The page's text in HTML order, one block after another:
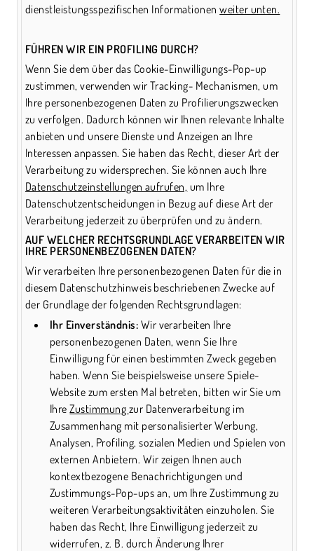
dienstleistungsspezifischen Informationenweiter unten.
FÜHREN WIR EIN PROFILING DURCH?
Wenn Sie dem über das Cookie-Einwilligungs-Pop-up
zustimmen, verwenden wir Tracking- Mechanismen, um
Ihre personenbezogenen Daten zu Profilierungszwecken
zu verfolgen. Dadurch können wir Ihnen relevante Inhalte
anbieten und unsere Dienste und Anzeigen an Ihre
Interessen anpassen. Sie haben das Recht, dieser Art der
Verarbeitung zu widersprechen. Sie können auch Ihre
Datenschutzeinstellungen aufrufen, um Ihre
Datenschutzentscheidungen in Bezug auf diese Art der
Verarbeitung jederzeit zu überprüfen und zu ändern.
AUF WELCHER RECHTSGRUNDLAGE VERARBEITEN WIR
IHRE PERSONENBEZOGENEN DATEN?
Wir verarbeiten Ihre personenbezogenen Daten für die in
diesem Datenschutzhinweis beschriebenen Zwecke auf
der Grundlage der folgenden Rechtsgrundlagen:
Ihr Einverständnis: Wir verarbeiten Ihre
personenbezogenen Daten, wenn Sie Ihre
Einwilligung für einen bestimmten Zweck gegeben
haben. Wenn Sie beispielsweise unsere Spiele-
Website zum ersten Mal betreten, bitten wir Sie um
IhreZustimmung zur Datenverarbeitung im
Zusammenhang mit personalisierter Werbung,
Analysen, Profiling, sozialen Medien und Spielen von
externen Anbietern. Wir zeigen Ihnen auch
kontextbezogene Benachrichtigungen und
Zustimmungs-Pop-ups an, um Ihre Zustimmung zu
weiteren Verarbeitungsaktivitäten einzuholen. Sie
haben das Recht, Ihre Einwilligung jederzeit zu
widerrufen, z. B. durch Änderung Ihrer